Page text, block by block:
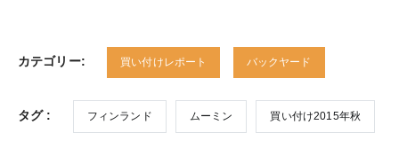
カテゴリー: 買い付けレポート バックヤード
タグ : フィンランド ムーミン 買い付け2015年秋